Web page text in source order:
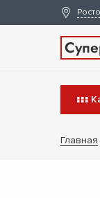
Главная